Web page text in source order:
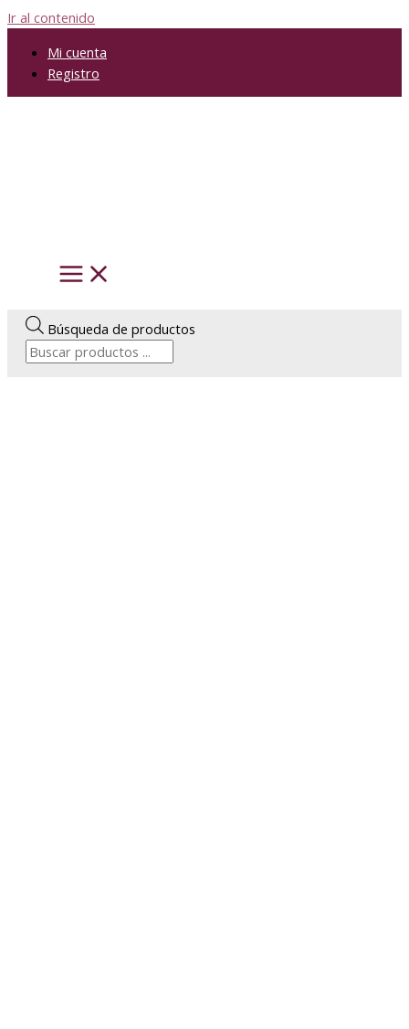
Ir al contenido
Mi cuenta
Registro
Búsqueda de productos